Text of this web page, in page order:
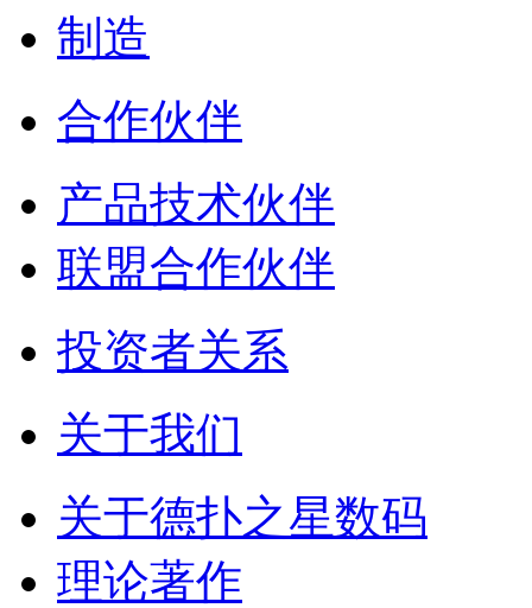
制造
合作伙伴
产品技术伙伴
联盟合作伙伴
投资者关系
关于我们
关于德扑之星数码
理论著作